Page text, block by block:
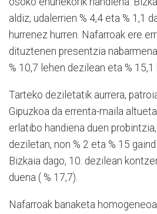
aldiz, udalerrien % 4,4 eta % 1,1
hurrenez hurren. Nafarroak ere
dituztenen presentzia
% 10,7 lehen dezilean eta % 15,1
Tarteko deziletatik aurrera,
Gipuzkoa da errenta-maila
erlatibo handiena duen
deziletan, non % 2 eta % 15
Bizkaia dago, 10. dezilean
duena ( % 17,7).
Nafarroak banaketa